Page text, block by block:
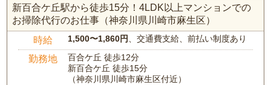
新百合ケ丘駅から徒歩15分！4LDK以上マンションでの
お掃除代行のお仕事（神奈川県川崎市麻生区）
時給 1,500〜1,860円、交通費支給、前払い制度あり
勤務地
百合ケ丘 徒歩12分
新百合ケ丘 徒歩15分
（神奈川県川崎市麻生区付近）